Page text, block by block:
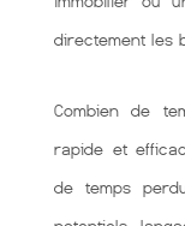
directement les
Combien de
rapide et
de temps